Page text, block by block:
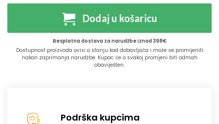
Dodaj u košaricu
Besplatna dostava za narudžbe iznad 398€
Dostupnost proizvoda ovisi o stanju kod dobavljača i može se promijeniti
nakon zaprimanja narudžbe. Kupac će o svakoj promjeni biti odmah
obaviješten.
Podrška kupcima